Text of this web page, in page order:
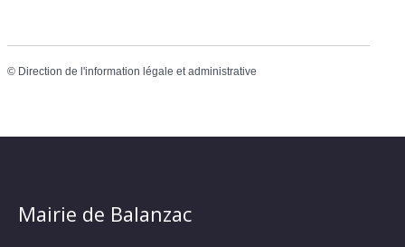
© Direction de l'information légale et administrative
Mairie de Balanzac